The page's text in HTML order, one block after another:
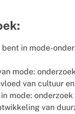
in mode-
mode:
van cultuur
mode:
van